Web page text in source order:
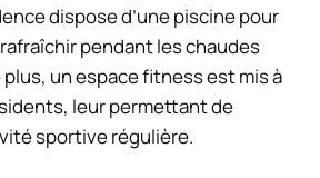
dispose d’une piscine pour
pendant les chaudes
plus, un espace fitness est mis à
leur permettant de
sportive régulière.